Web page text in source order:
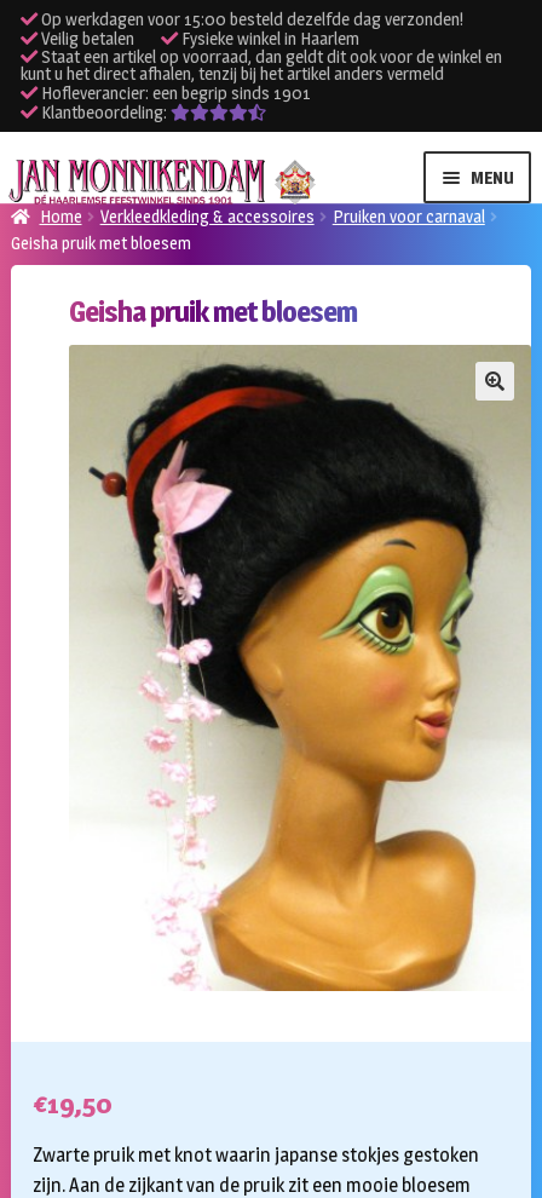
Op werkdagen voor 15:00 besteld dezelfde dag verzonden!
Veilig betalen
Fysieke winkel in Haarlem
Staat een artikel op voorraad, dan geldt dit ook voor de winkel en
kunt u het direct afhalen, tenzij bij het artikel anders vermeld
Hofleverancier: een begrip sinds 1901
Klantbeoordeling:
Ga
door
naar
navigatie
Ga
naar
de
inhoud
MENU
Verhuur kleding
Verhuur apparatuur
Klantenservice
Inloggen
Home Verkleedkleding & accessoires
Pruiken voor carnaval
Geisha pruik met bloesem
Geisha pruik met bloesem
€19,50
Zwarte pruik met knot waarin japanse stokjes gestoken
zijn. Aan de zijkant van de pruik zit een mooie bloesem